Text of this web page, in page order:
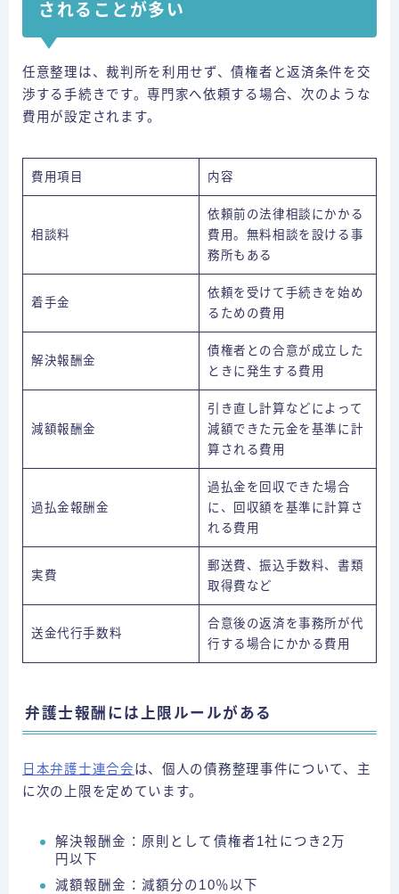
されることが多い
任意整理は、裁判所を利用せず、債権者と返済条件を交
渉する手続きです。専門家へ依頼する場合、次のような
費用が設定されます。
費用項目 内容
相談料
依頼前の法律相談にかかる
費用。無料相談を設ける事
務所もある
着手金
依頼を受けて手続きを始め
るための費用
解決報酬金
債権者との合意が成立した
ときに発生する費用
減額報酬金
引き直し計算などによって
減額できた元金を基準に計
算される費用
過払金報酬金
過払金を回収できた場合
に、回収額を基準に計算さ
れる費用
実費
郵送費、振込手数料、書類
取得費など
送金代行手数料
合意後の返済を事務所が代
行する場合にかかる費用
弁護士報酬には上限ルールがある
日本弁護士連合会は、個人の債務整理事件について、主
に次の上限を定めています。
解決報酬金：原則として債権者1社につき2万
円以下
減額報酬金：減額分の10％以下